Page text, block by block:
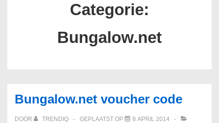
Categorie:
Bungalow.net
Bungalow.net voucher code
DOOR TRENDIQ GEPLAATST OP
8 APRIL 2014